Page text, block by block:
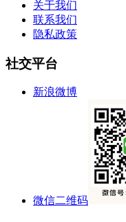
关于我们
联系我们
隐私政策
社交平台
新浪微博
微信二维码